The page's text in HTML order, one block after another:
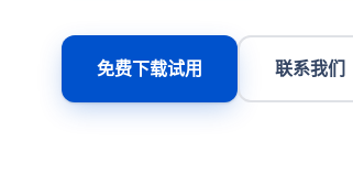
免费下载试用 联系我们